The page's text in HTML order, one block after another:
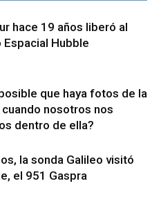
hace 19 años liberó al
Hubble
que haya fotos de la
nosotros nos
dentro de ella?
la sonda Galileo visitó
el 951 Gaspra